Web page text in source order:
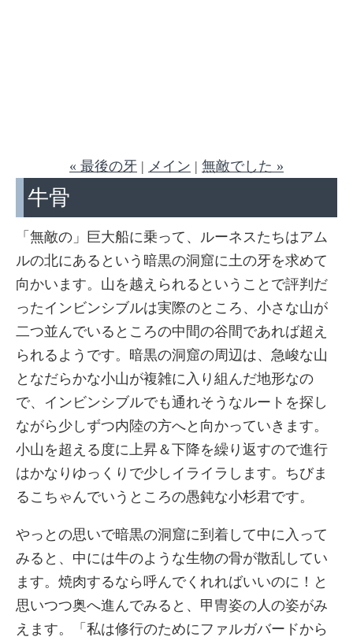
« 最後の牙 | メイン | 無敵でした »
牛骨
「無敵の」巨大船に乗って、ルーネスたちはアム
ルの北にあるという暗黒の洞窟に土の牙を求めて
向かいます。山を越えられるということで評判だ
ったインビンシブルは実際のところ、小さな山が
二つ並んでいるところの中間の谷間であれば超え
られるようです。暗黒の洞窟の周辺は、急峻な山
となだらかな小山が複雑に入り組んだ地形なの
で、インビンシブルでも通れそうなルートを探し
ながら少しずつ内陸の方へと向かっていきます。
小山を超える度に上昇＆下降を繰り返すので進行
はかなりゆっくりで少しイライラします。ちびま
るこちゃんでいうところの愚鈍な小杉君です。
やっとの思いで暗黒の洞窟に到着して中に入って
みると、中には牛のような生物の骨が散乱してい
ます。焼肉するなら呼んでくれればいいのに！と
思いつつ奥へ進んでみると、甲冑姿の人の姿がみ
えます。「私は修行のためにファルガバードから